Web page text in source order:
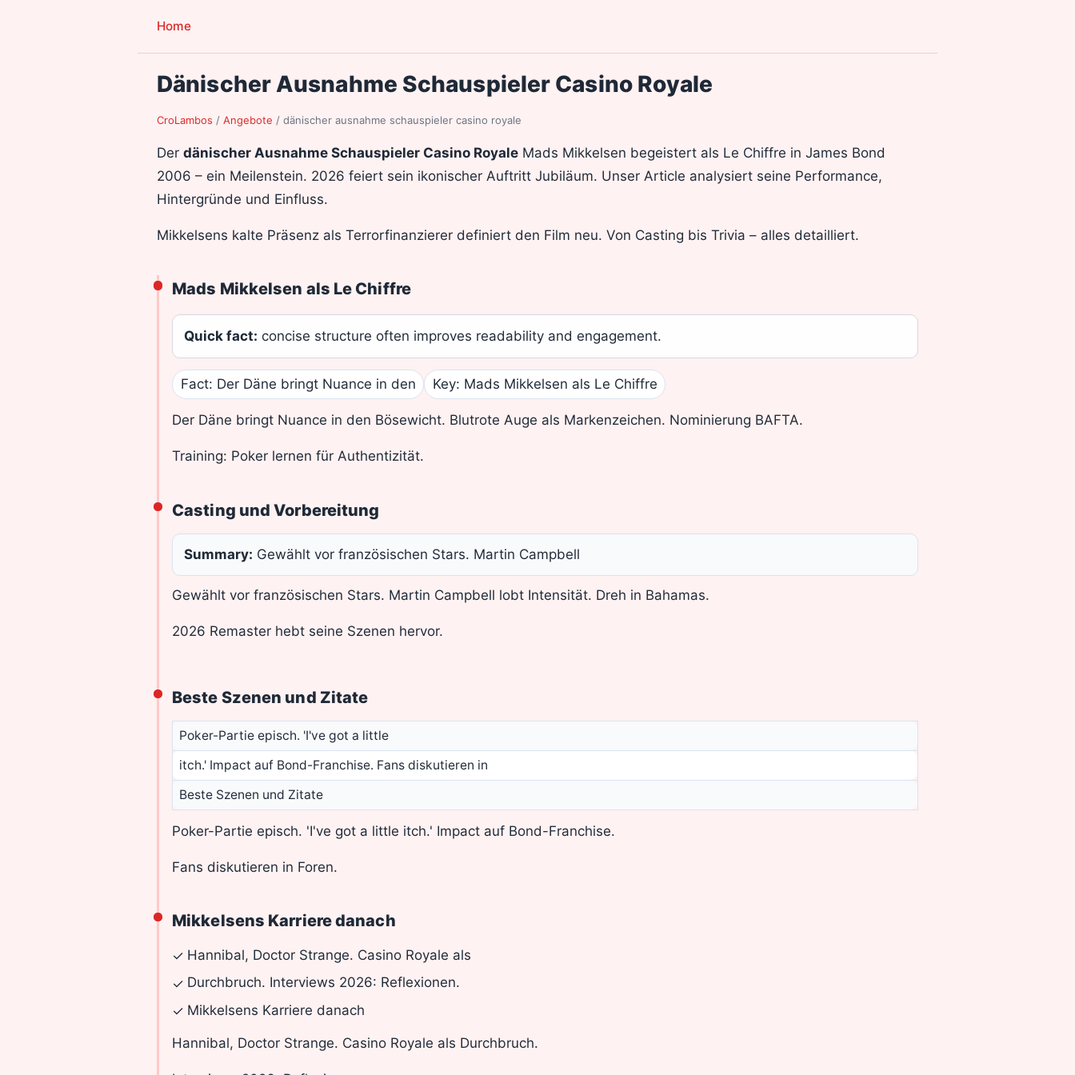
Home
Dänischer Ausnahme Schauspieler Casino Royale
CroLambos / Angebote / dänischer ausnahme schauspieler casino royale
Der dänischer Ausnahme Schauspieler Casino Royale Mads Mikkelsen begeistert als Le Chiffre in James Bond
2006 – ein Meilenstein. 2026 feiert sein ikonischer Auftritt Jubiläum. Unser Article analysiert seine Performance,
Hintergründe und Einfluss.
Mikkelsens kalte Präsenz als Terrorfinanzierer definiert den Film neu. Von Casting bis Trivia – alles detailliert.
Mads Mikkelsen als Le Chiffre
Quick fact: concise structure often improves readability and engagement.
Fact: Der Däne bringt Nuance in den Key: Mads Mikkelsen als Le Chiffre
Der Däne bringt Nuance in den Bösewicht. Blutrote Auge als Markenzeichen. Nominierung BAFTA.
Training: Poker lernen für Authentizität.
Casting und Vorbereitung
Summary: Gewählt vor französischen Stars. Martin Campbell
Gewählt vor französischen Stars. Martin Campbell lobt Intensität. Dreh in Bahamas.
2026 Remaster hebt seine Szenen hervor.
Beste Szenen und Zitate
Poker-Partie episch. 'I've got a little
itch.' Impact auf Bond-Franchise. Fans diskutieren in
Beste Szenen und Zitate
Poker-Partie episch. 'I've got a little itch.' Impact auf Bond-Franchise.
Fans diskutieren in Foren.
Mikkelsens Karriere danach
✓ Hannibal, Doctor Strange. Casino Royale als
✓ Durchbruch. Interviews 2026: Reflexionen.
✓ Mikkelsens Karriere danach
Hannibal, Doctor Strange. Casino Royale als Durchbruch.